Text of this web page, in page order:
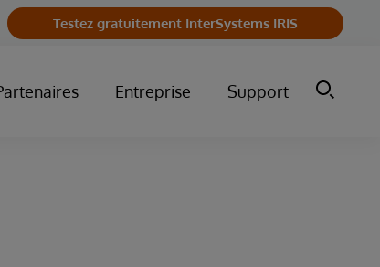
Testez gratuitement InterSystems IRIS
Entreprise Support